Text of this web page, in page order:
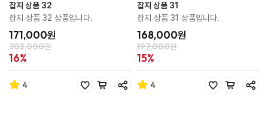
잡지 상품 32
잡지 상품 32 상품입니다.
171,000원
203,000원
16%
4
잡지 상품 31
잡지 상품 31 상품입니다.
168,000원
197,000원
15%
4